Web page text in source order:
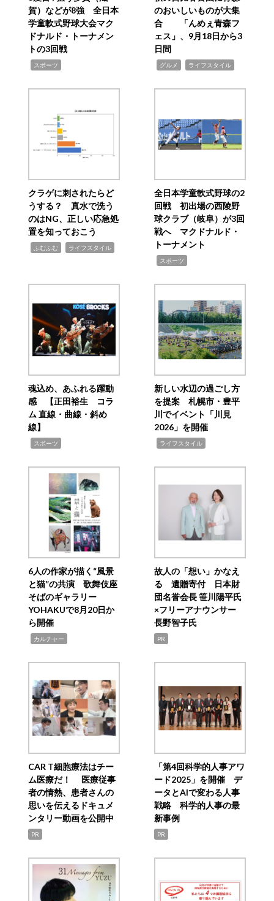
賀）などが8強 全日本
学童軟式野球大会マク
ドナルド・トーナメン
トの3回戦
スポーツ
のおいしいものが大集
合 「んめぇ青森フ
ェス」、9月18日から3
日間
グルメ ライフスタイル
クラゲに刺されたらど
うする？ 真水で洗う
のはNG、正しい応急処
置を知っておこう
ふむふむ ライフスタイル
全日本学童軟式野球の2
回戦 初出場の西陵野
球クラブ（岐阜）が3回
戦へ マクドナルド・
トーナメント
スポーツ
魂込め、あふれる躍動
感 【正田裕生 コラ
ム 直線・曲線・斜め
線】
スポーツ
新しい水辺の過ごし方
を提案 札幌市・豊平
川でイベント「川見
2026」を開催
ライフスタイル
6人の作家が描く“風景
と猫”の共演 歌舞伎座
そばのギャラリー
YOHAKUで8月20日か
ら開催
カルチャー
故人の「想い」かなえ
る 遺贈寄付 日本財
団名誉会長 笹川陽平氏
×フリーアナウンサー
長野智子氏
PR
CAR T細胞療法はチー
ム医療だ！ 医療従事
者の情熱、患者さんの
思いを伝えるドキュメ
ンタリー動画を公開中
PR
「第4回科学的人事アワ
ード2025」を開催 デ
ータとAIで変わる人事
戦略 科学的人事の最
新事例
PR